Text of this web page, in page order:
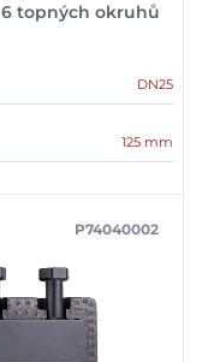
6 topných okruhů
DN25
125 mm
P74040002